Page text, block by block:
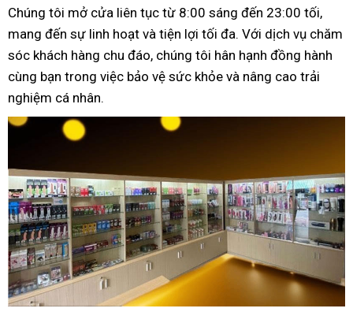
Chúng tôi mở cửa liên tục từ 8:00 sáng đến 23:00 tối,
mang đến sự linh hoạt và tiện lợi tối đa. Với dịch vụ chăm
sóc khách hàng chu đáo, chúng tôi hân hạnh đồng hành
cùng bạn trong việc bảo vệ sức khỏe và nâng cao trải
nghiệm cá nhân.